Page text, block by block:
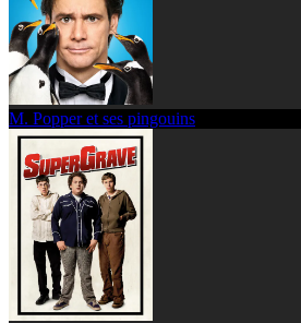
M. Popper et ses pingouins